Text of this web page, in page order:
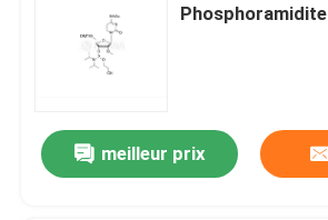
Phosphoramidite
meilleur prix